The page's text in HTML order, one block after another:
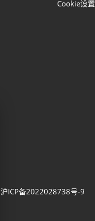
Cookie设置
沪ICP备2022028738号-9